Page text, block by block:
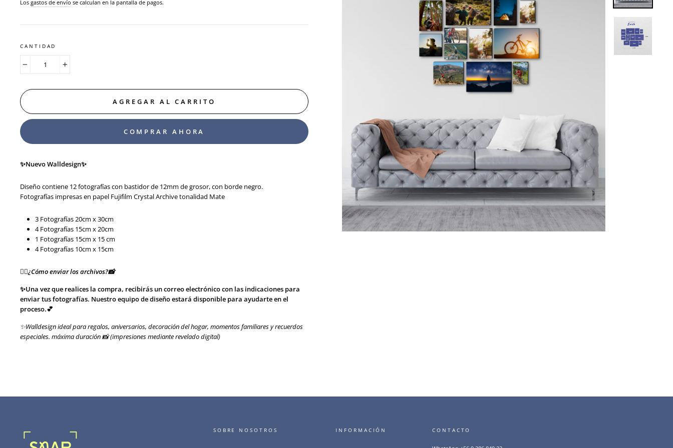
Los gastos de envío se calculan en la pantalla de pagos.
CANTIDAD
AGREGAR AL CARRITO
COMPRAR AHORA
✨Nuevo Walldesign✨
Diseño contiene 12 fotografías con bastidor de 12mm de grosor, con borde negro.
Fotografías impresas en papel Fujifilm Crystal Archive tonalidad Mate
3 Fotografías 20cm x 30cm
4 Fotografías 15cm x 20cm
1 Fotografías 15cm x 15 cm
4 Fotografías 10cm x 15cm
👉🏻¿Cómo enviar los archivos?📸
✨Una vez que realices la compra, recibirás un correo electrónico con las indicaciones para
enviar tus fotografías. Nuestro equipo de diseño estará disponible para ayudarte en el
proceso.💕
✨Walldesign ideal para regalos, aniversarios, decoración del hogar, momentos familiares y recuerdos
especiales. máxima duración 📸 (impresiones mediante revelado digital)
SOBRE NOSOTROS INFORMACIÓN CONTACTO